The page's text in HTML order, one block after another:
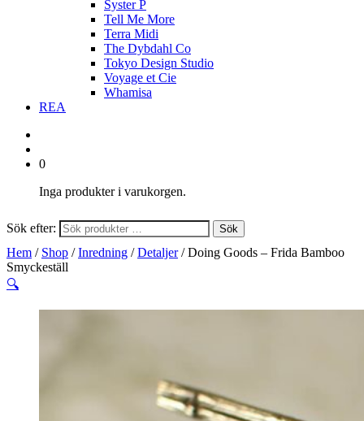
Syster P
Tell Me More
Terra Midi
The Dybdahl Co
Tokyo Design Studio
Voyage et Cie
Whamisa
REA
0
Inga produkter i varukorgen.
Sök efter: Sök
Hem / Shop /Inredning /Detaljer/ Doing Goods – Frida Bamboo
Smyckeställ
🔍